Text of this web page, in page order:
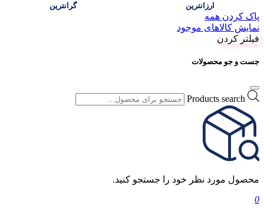
ارزانترین گرانترین
پاک کردن همه
نمایش کالاهای موجود
فیلتر کردن
جست و جو محصولات
Products search
محصول مورد نظر خود را جستجو کنید.
0